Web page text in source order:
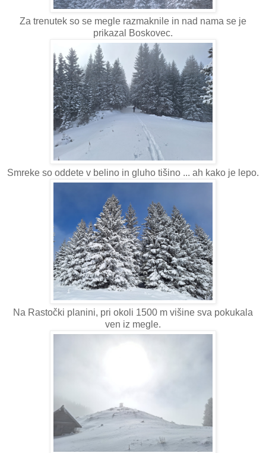
Za trenutek so se megle razmaknile in nad nama se je
prikazal Boskovec.
Smreke so oddete v belino in gluho tišino ... ah kako je lepo.
Na Rastočki planini, pri okoli 1500 m višine sva pokukala
ven iz megle.